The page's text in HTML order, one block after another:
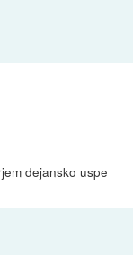
dejansko uspe